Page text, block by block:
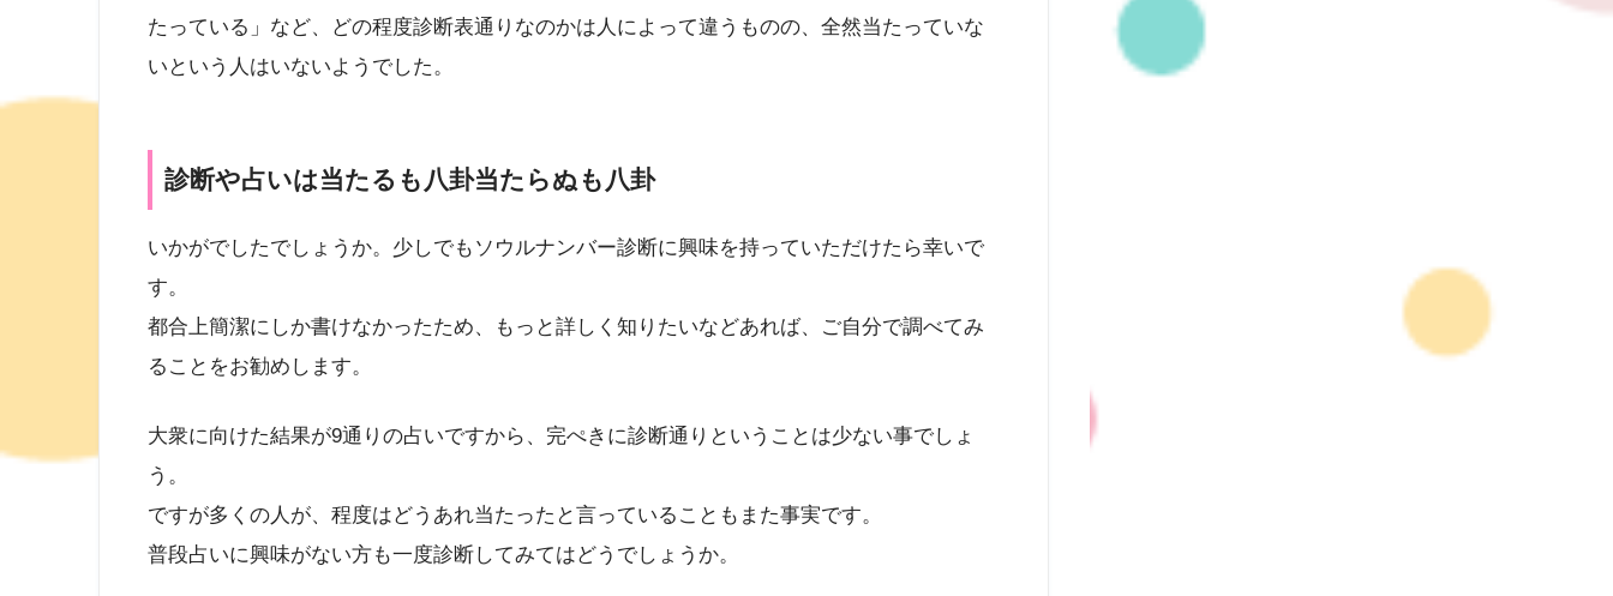
たっている」など、どの程度診断表通りなのかは人によって違うものの、全然当たっていな
いという人はいないようでした。
診断や占いは当たるも八卦当たらぬも八卦
いかがでしたでしょうか。少しでもソウルナンバー診断に興味を持っていただけたら幸いで
す。
都合上簡潔にしか書けなかったため、もっと詳しく知りたいなどあれば、ご自分で調べてみ
ることをお勧めします。
大衆に向けた結果が9通りの占いですから、完ぺきに診断通りということは少ない事でしょ
う。
ですが多くの人が、程度はどうあれ当たったと言っていることもまた事実です。
普段占いに興味がない方も一度診断してみてはどうでしょうか。